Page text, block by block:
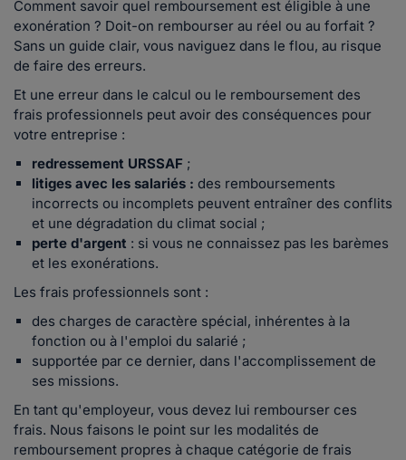
Comment savoir quel remboursement est éligible à une
exonération ? Doit-on rembourser au réel ou au forfait ?
Sans un guide clair, vous naviguez dans le flou, au risque
de faire des erreurs.
Et une erreur dans le calcul ou le remboursement des
frais professionnels peut avoir des conséquences pour
votre entreprise :
redressement URSSAF ;
litiges avec les salariés : des remboursements
incorrects ou incomplets peuvent entraîner des conflits
et une dégradation du climat social ;
perte d'argent : si vous ne connaissez pas les barèmes
et les exonérations.
Les frais professionnels sont :
des charges de caractère spécial, inhérentes à la
fonction ou à l'emploi du salarié ;
supportée par ce dernier, dans l'accomplissement de
ses missions.
En tant qu'employeur, vous devez lui rembourser ces
frais. Nous faisons le point sur les modalités de
remboursement propres à chaque catégorie de frais